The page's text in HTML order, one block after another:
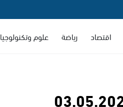
اقتصاد رياضة علوم وتكنولوجيا